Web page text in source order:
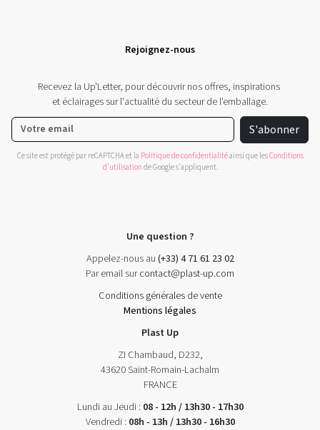
Rejoignez-nous
Recevez la Up'Letter, pour découvrir nos offres, inspirations
et éclairages sur l'actualité du secteur de l'emballage.
S'abonner
Ce site est protégé par reCAPTCHA et la Politique de confidentialitéainsi que lesConditions
d'utilisation de Google s'appliquent.
Une question ?
Appelez-nous au(+33) 4 71 61 23 02
Par email surcontact@plast-up.com
Conditions générales de vente
Mentions légales
Plast Up
ZI Chambaud, D232,
43620 Saint-Romain-Lachalm
FRANCE
Lundi au Jeudi : 08 - 12h / 13h30 - 17h30
Vendredi : 08h - 13h / 13h30 - 16h30